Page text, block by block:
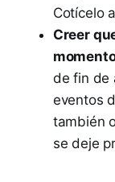
Cotícelo
Creer
de fin de
eventos
también
se deje